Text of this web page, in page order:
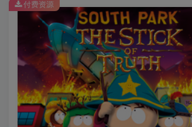
付费资源